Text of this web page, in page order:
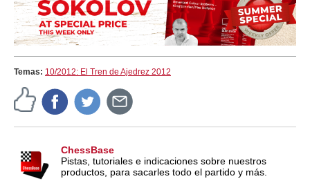
Temas: 10/2012: El Tren de Ajedrez 2012
ChessBase
Pistas, tutoriales e indicaciones sobre nuestros
productos, para sacarles todo el partido y más.